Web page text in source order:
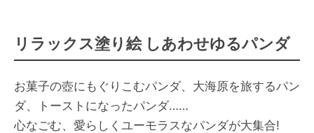
リラックス塗り絵 しあわせゆるパンダ
お菓子の壺にもぐりこむパンダ、大海原を旅するパン
ダ、トーストになったパンダ……
心なごむ、愛らしくユーモラスなパンダが大集合!